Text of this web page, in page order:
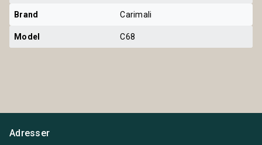
Brand Carimali
Model C68
Adresser